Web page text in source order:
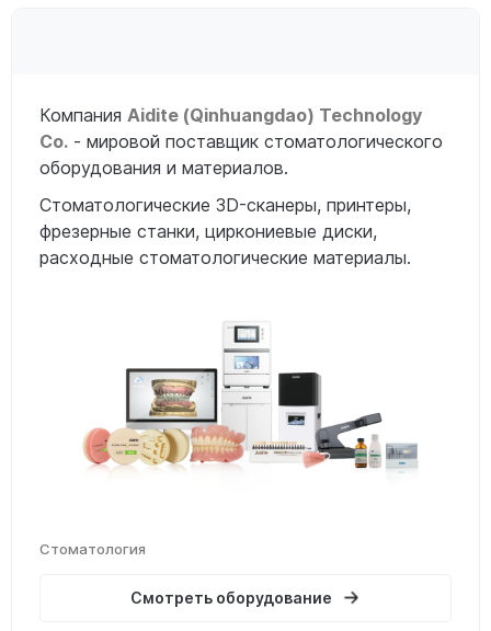
Компания Aidite (Qinhuangdao) Technology
Co. - мировой поставщик стоматологического
оборудования и материалов.
Стоматологические 3D-сканеры, принтеры,
фрезерные станки, циркониевые диски,
расходные стоматологические материалы.
Стоматология
Смотреть оборудование